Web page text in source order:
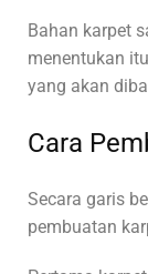
Bahan karpet
menentukan
yang akan
Cara
Secara garis
pembuatan